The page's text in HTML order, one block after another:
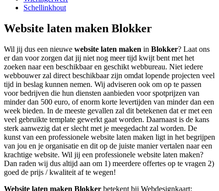
Schellinkhout
Website laten maken Blokker
Wil jij dus een nieuwe website laten maken in Blokker? Laat ons
er dan voor zorgen dat jij niet nog meer tijd kwijt bent met het
zoeken naar een beschikbaar en geschikt webbureau. Niet iedere
webbouwer zal direct beschikbaar zijn omdat lopende projecten veel
tijd in beslag kunnen nemen. Wij adviseren ook om op te passen
voor bedrijven die hun diensten aanbieden voor spotprijzen van
minder dan 500 euro, of enorm korte levertijden van minder dan een
week bieden. In de meeste gevallen zal dit betekenen dat er met een
veel gebruikte template gewerkt gaat worden. Daarnaast is de kans
sterk aanwezig dat er slecht met je meegedacht zal worden. De
kunst van een professionele website laten maken ligt in het begrijpen
van jou en je organisatie en dit op de juiste manier vertalen naar een
krachtige website. Wil jij een professionele website laten maken?
Dan raden wij dus altijd aan om 1) meerdere offertes op te vragen 2)
goed de prijs / kwaliteit af te wegen!
Website laten maken Blokker betekent bij Webdesignkaart: